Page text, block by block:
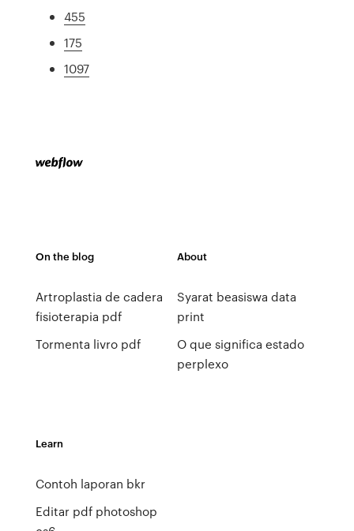
455
175
1097
On the blog
Artroplastia de cadera
fisioterapia pdf
Tormenta livro pdf
About
Syarat beasiswa data
print
O que significa estado
perplexo
Learn
Contoh laporan bkr
Editar pdf photoshop